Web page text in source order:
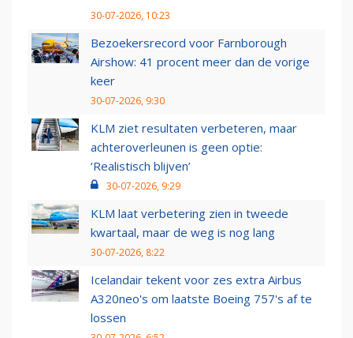
30-07-2026, 10:23
Bezoekersrecord voor Farnborough
Airshow: 41 procent meer dan de vorige
keer
30-07-2026, 9:30
KLM ziet resultaten verbeteren, maar
achteroverleunen is geen optie:
‘Realistisch blijven’
30-07-2026, 9:29
KLM laat verbetering zien in tweede
kwartaal, maar de weg is nog lang
30-07-2026, 8:22
Icelandair tekent voor zes extra Airbus
A320neo's om laatste Boeing 757's af te
lossen